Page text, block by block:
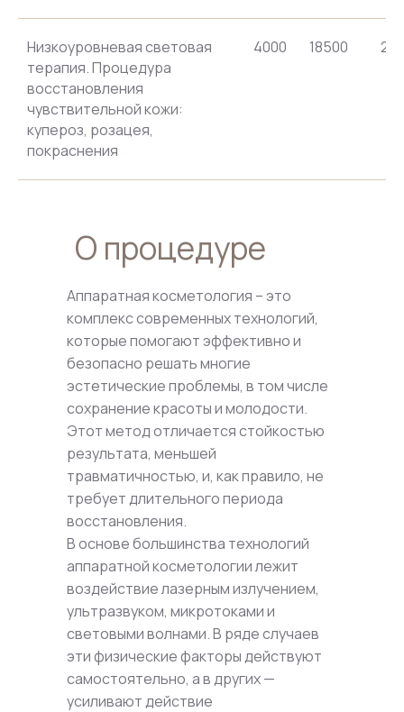
Низкоуровневая световая
терапия. Процедура
восстановления
чувствительной кожи:
купероз, розацея,
покраснения
4000 18500
О процедуре
Аппаратная косметология – это
комплекс современных технологий,
которые помогают эффективно и
безопасно решать многие
эстетические проблемы, в том числе
сохранение красоты и молодости.
Этот метод отличается стойкостью
результата, меньшей
травматичностью, и, как правило, не
требует длительного периода
восстановления.
В основе большинства технологий
аппаратной косметологии лежит
воздействие лазерным излучением,
ультразвуком, микротоками и
световыми волнами. В ряде случаев
эти физические факторы действуют
самостоятельно, а в других —
усиливают действие